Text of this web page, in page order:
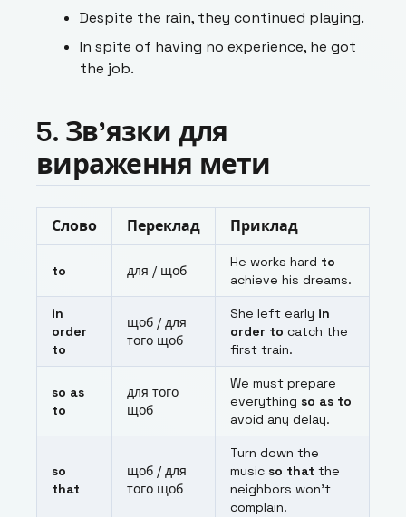
Despite the rain, they continued playing.
In spite of having no experience, he got
the job.
5. Зв’язки для
вираження мети
Слово Переклад Приклад
to для / щоб
He works hard to
achieve his dreams.
in
order
to
щоб / для
того щоб
She left early in
order to catch the
first train.
so as
to
для того
щоб
We must prepare
everything so as to
avoid any delay.
so
that
щоб / для
того щоб
Turn down the
music so that the
neighbors won’t
complain.